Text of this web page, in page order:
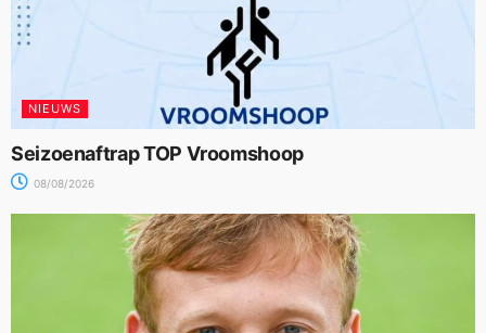
NIEUWS
Seizoenaftrap TOP Vroomshoop
08/08/2026